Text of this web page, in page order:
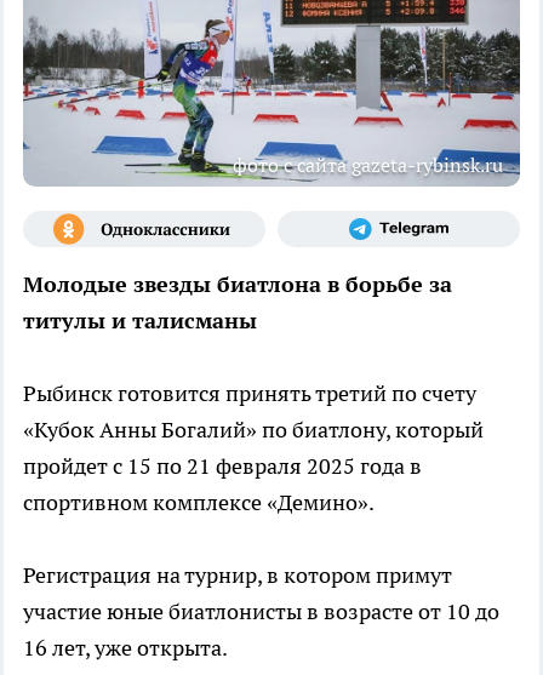
фото с сайта gazeta-rybinsk.ru
Молодые звезды биатлона в борьбе за
титулы и талисманы
Рыбинск готовится принять третий по счету
«Кубок Анны Богалий» по биатлону, который
пройдет с 15 по 21 февраля 2025 года в
спортивном комплексе «Демино».
Регистрация на турнир, в котором примут
участие юные биатлонисты в возрасте от 10 до
16 лет, уже открыта.